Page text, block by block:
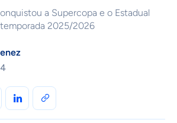
a Supercopa e o Estadual
2025/2026